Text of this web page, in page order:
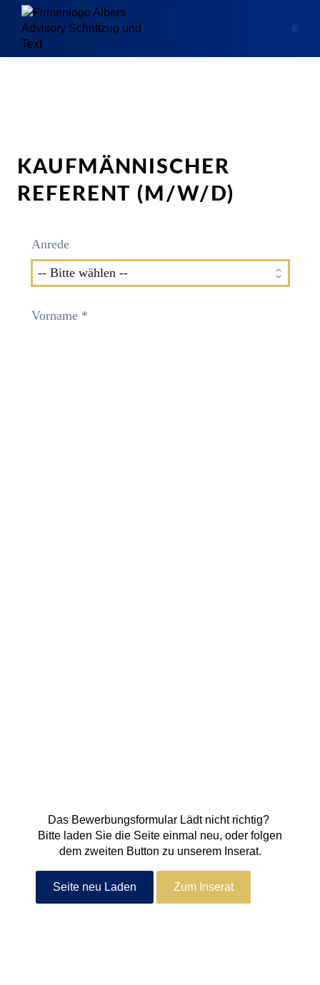
KAUFMÄNNISCHER
REFERENT (M/W/D)
Das Bewerbungsformular Lädt nicht richtig?
Bitte laden Sie die Seite einmal neu, oder folgen
dem zweiten Button zu unserem Inserat.
Seite neu Laden Zum Inserat